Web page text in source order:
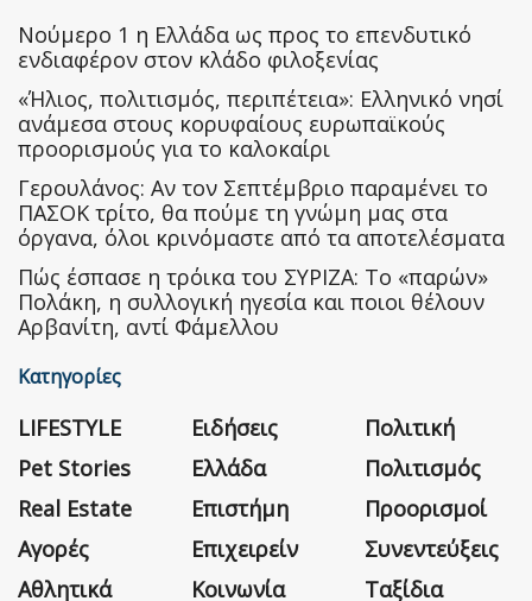
Nούμερο 1 η Ελλάδα ως προς το επενδυτικό
ενδιαφέρον στον κλάδο φιλοξενίας
«Ήλιος, πολιτισμός, περιπέτεια»: Ελληνικό νησί
ανάμεσα στους κορυφαίους ευρωπαϊκούς
προορισμούς για το καλοκαίρι
Γερουλάνος: Αν τον Σεπτέμβριο παραμένει το
ΠΑΣΟΚ τρίτο, θα πούμε τη γνώμη μας στα
όργανα, όλοι κρινόμαστε από τα αποτελέσματα
Πώς έσπασε η τρόικα του ΣΥΡΙΖΑ: Το «παρών»
Πολάκη, η συλλογική ηγεσία και ποιοι θέλουν
Αρβανίτη, αντί Φάμελλου
Κατηγορίες
LIFESTYLE
Pet Stories
Real Estate
Αγορές
Αθλητικά
Ειδήσεις
Ελλάδα
Επιστήμη
Επιχειρείν
Κοινωνία
Πολιτική
Πολιτισμός
Προορισμοί
Συνεντεύξεις
Ταξίδια